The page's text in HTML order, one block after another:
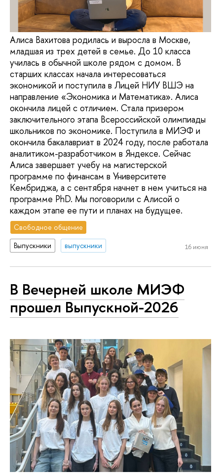
Алиса Вахитова родилась и выросла в Москве,
младшая из трех детей в семье. До 10 класса
училась в обычной школе рядом с домом. В
старших классах начала интересоваться
экономикой и поступила в Лицей НИУ ВШЭ на
направление «Экономика и Математика». Алиса
окончила лицей с отличием. Стала призером
заключительного этапа Всероссийской олимпиады
школьников по экономике. Поступила в МИЭФ и
окончила бакалавриат в 2024 году, после работала
аналитиком-разработчиком в Яндексе. Сейчас
Алиса завершает учебу на магистерской
программе по финансам в Университете
Кембриджа, а с сентября начнет в нем учиться на
программе PhD. Мы поговорили с Алисой о
каждом этапе ее пути и планах на будущее.
Свободное общение
Выпускники
выпускники 16 июня
В Вечерней школе МИЭФ
прошел Выпускной-2026